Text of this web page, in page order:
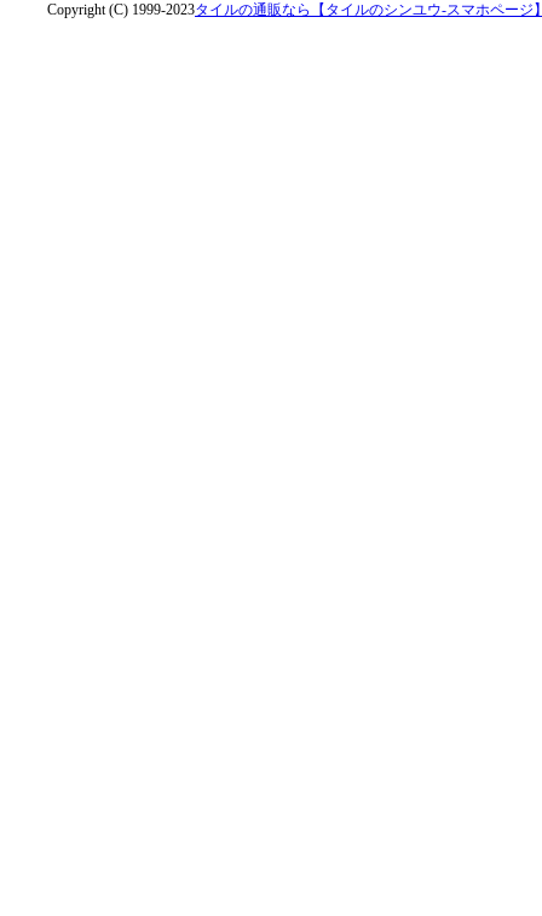
Copyright (C) 1999-2023タイルの通販なら【タイルのシンユウ-スマホページ